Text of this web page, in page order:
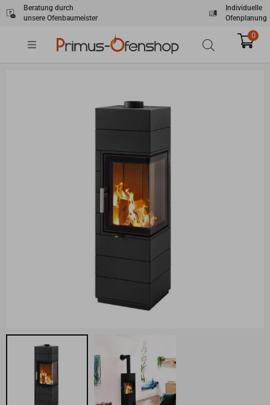
Zum
Inhalt
Beratung durch
unsere Ofenbaumeister
Individuelle
Ofenplanung
0